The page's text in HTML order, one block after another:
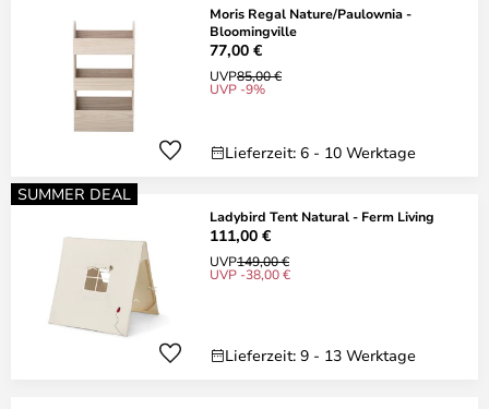
Moris Regal Nature/Paulownia -
Bloomingville
77,00 €
UVP85,00 €
UVP -9%
Lieferzeit: 6 - 10 Werktage
SUMMER DEAL
Ladybird Tent Natural - Ferm Living
111,00 €
UVP149,00 €
UVP -38,00 €
Lieferzeit: 9 - 13 Werktage